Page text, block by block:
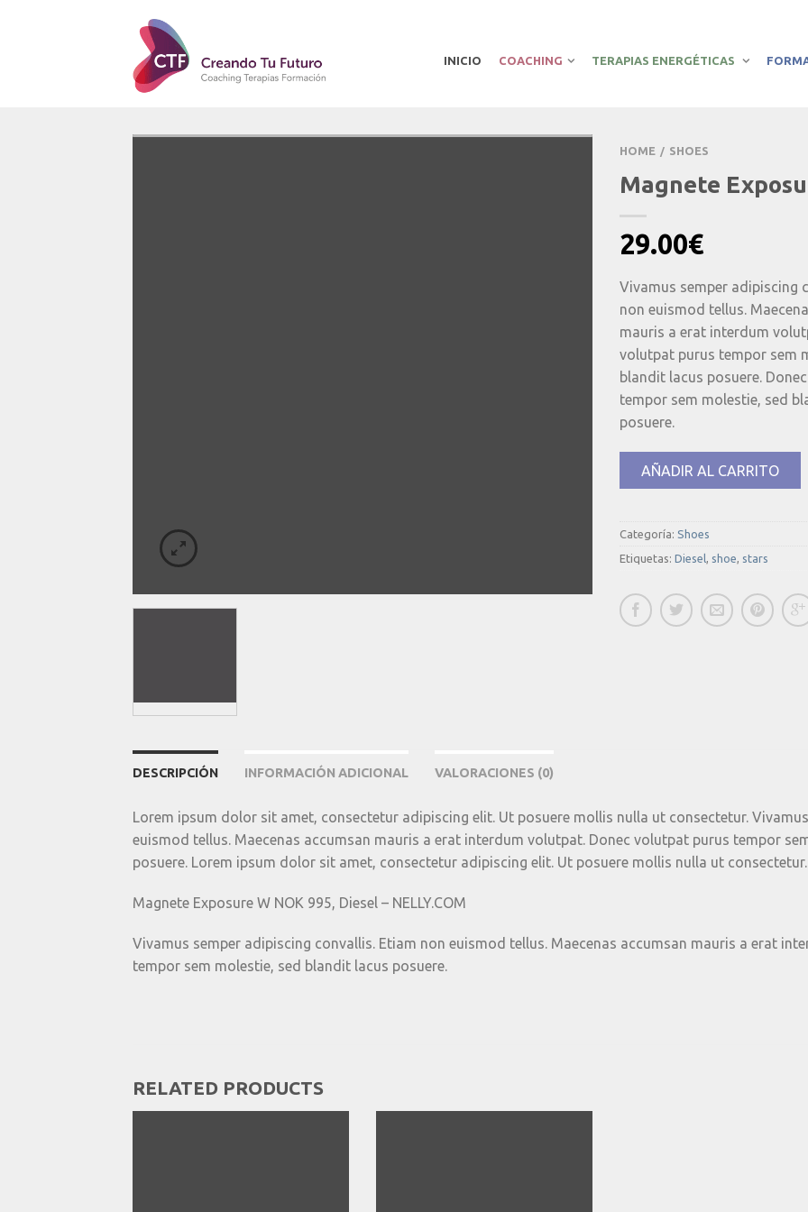
INICIO COACHING TERAPIAS ENERGÉTICAS
HOME / SHOES
Magnete
29.00€
Vivamus semper adipiscing
non euismod tellus.
mauris a erat interdum
volutpat purus tempor sem
blandit lacus posuere.
tempor sem molestie, sed
posuere.
AÑADIR AL CARRITO
Categoría: Shoes
Etiquetas: Diesel, shoe, stars
DESCRIPCIÓN INFORMACIÓN ADICIONAL VALORACIONES (0)
Lorem ipsum dolor sit amet, consectetur adipiscing elit. Ut posuere mollis nulla ut consectetur.
euismod tellus. Maecenas accumsan mauris a erat interdum volutpat. Donec volutpat purus tempor
posuere. Lorem ipsum dolor sit amet, consectetur adipiscing elit. Ut posuere mollis nulla ut consectetur.
Magnete Exposure W NOK 995, Diesel – NELLY.COM
Vivamus semper adipiscing convallis. Etiam non euismod tellus. Maecenas accumsan mauris a erat
tempor sem molestie, sed blandit lacus posuere.
RELATED PRODUCTS